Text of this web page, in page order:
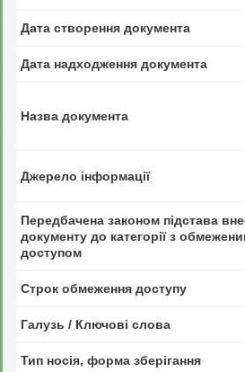
Дата створення документа
Дата надходження документа
Назва документа
Джерело інформації
Передбачена законом підстава
документу до категорії з
доступом
Строк обмеження доступу
Галузь / Ключові слова
Тип носія, форма зберігання